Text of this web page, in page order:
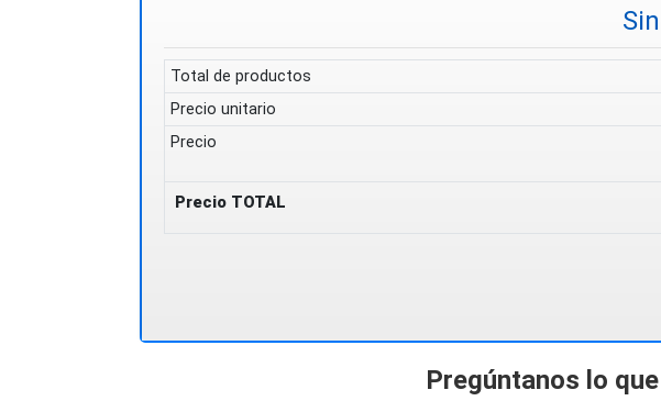
Total de productos
Precio unitario
Precio
Precio TOTAL
Pregúntanos lo